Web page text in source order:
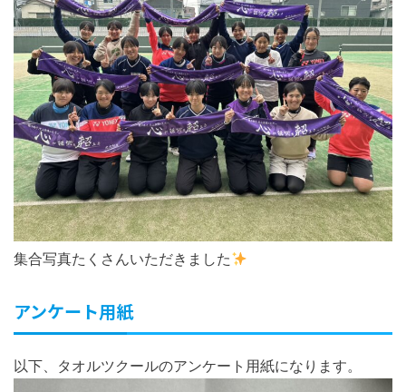
集合写真たくさんいただきました
アンケート用紙
以下、タオルツクールのアンケート用紙になります。